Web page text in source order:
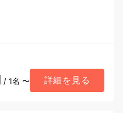
/ 1名 〜 詳細を見る